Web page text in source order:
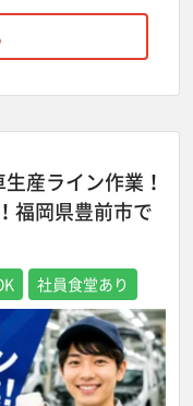
産ライン作業！
福岡県豊前市で
社員食堂あり